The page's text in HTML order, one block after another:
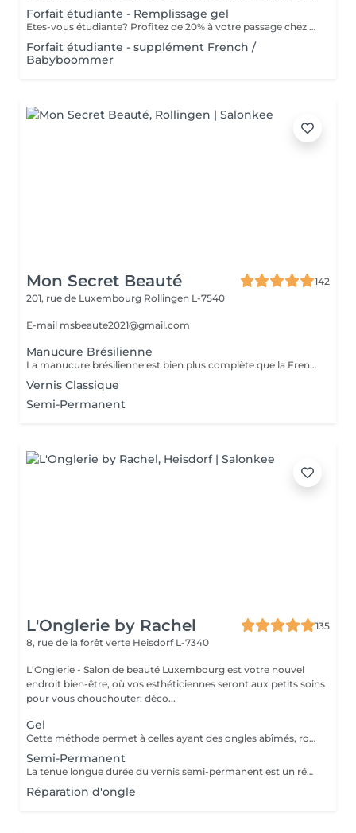
Forfait étudiante - Remplissage gel
Etes-vous étudiante? Profitez de 20% à votre passage chez nous pour votre remplissage. ATTENTION: il nous faut une carte étudiante valable que vous etes bien étudiante.
Forfait étudiante - supplément French /
Babyboommer
Mon Secret Beauté
142
201, rue de Luxembourg Rollingen L-7540
E-mail msbeaute2021@gmail.com
Manucure Brésilienne
La manucure brésilienne est bien plus complète que la French manucure puisqu'il s'agit d'un soin complet des mains, des ongles et des cuticules. L'objectif est d'hydrater les mains et les ongles, avec des produits doux et écologiques (les produits utilisés ne nécessitent pas d'eau), et des massages. Elle peut d'ailleurs être aussi bien réalisée sur les ongles de pieds : les professionnels vont alors en même temps traiter et masser les pieds.
Vernis Classique
Semi-Permanent
L'Onglerie by Rachel
135
8, rue de la forêt verte Heisdorf L-7340
L'Onglerie - Salon de beauté Luxembourg est votre nouvel
endroit bien-être, où vos esthéticiennes seront aux petits soins
pour vous chouchouter: déco...
Gel
Cette méthode permet à celles ayant des ongles abîmés, rongés, cassants, de retrouver de très jolies mains. En rallongement ou en simple gainage, le gel apportera solidité à vos ongles, et une couleur longue durée
Semi-Permanent
La tenue longue durée du vernis semi-permanent est un réel avantage. La pose sera effectuée avec soin, en adaptant les produits utilisés. La prestation sera entièrement personnalisée. La tenue peut aller de 2 à 3 semaines, 4 maximum selon le type d'ongle. Fini les retouches manucure tous les 4 jours, c'est une vraie liberté qui s'offre à vous ! Finesse et tenue longue durée ! N'hésitez pas à demander conseil
Réparation d'ongle